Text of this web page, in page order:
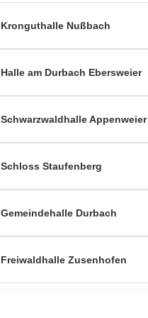
Kronguthalle Nußbach
Halle am Durbach Ebersweier
Schwarzwaldhalle Appenweier
Schloss Staufenberg
Gemeindehalle Durbach
Freiwaldhalle Zusenhofen